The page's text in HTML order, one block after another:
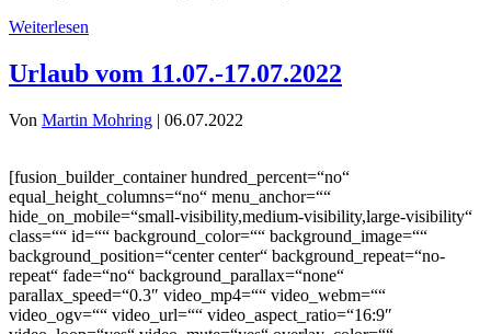
Weiterlesen
Urlaub vom 11.07.-17.07.2022
Von Martin Mohring | 06.07.2022
[fusion_builder_container hundred_percent=“no“
equal_height_columns=“no“ menu_anchor=““
hide_on_mobile=“small-visibility,medium-visibility,large-visibility“
class=““ id=““ background_color=““ background_image=““
background_position=“center center“ background_repeat=“no-
repeat“ fade=“no“ background_parallax=“none“
parallax_speed=“0.3″ video_mp4=““ video_webm=““
video_ogv=““ video_url=““ video_aspect_ratio=“16:9″